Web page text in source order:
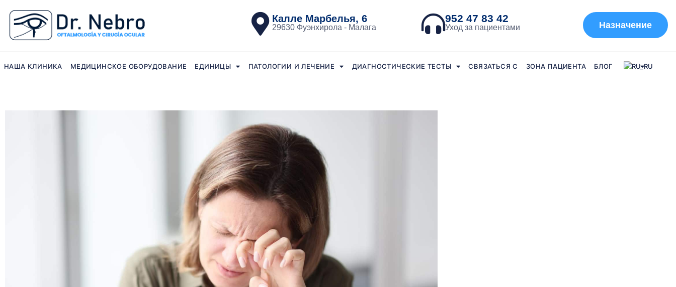
содержанию
Калле Марбелья, 6
29630 Фуэнхирола - Малага
952 47 83 42
Уход за пациентами Назначение
НАША КЛИНИКА МЕДИЦИНСКОЕ ОБОРУДОВАНИЕ ЕДИНИЦЫ ПАТОЛОГИИ И ЛЕЧЕНИЕ ДИАГНОСТИЧЕСКИЕ ТЕСТЫ СВЯЗАТЬСЯ С ЗОНА ПАЦИЕНТА БЛОГ